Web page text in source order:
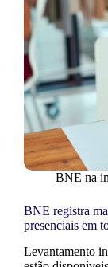
BNE na
BNE registra
presenciais em
Levantamento